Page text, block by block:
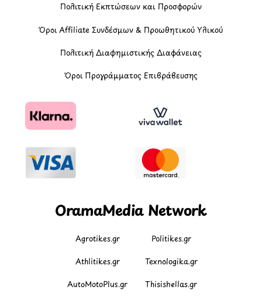
Πολιτική Εκπτώσεων και Προσφορών
Όροι Affiliate Συνδέσμων & Προωθητικού Υλικού
Πολιτική Διαφημιστικής Διαφάνειας
Όροι Προγράμματος Επιβράβευσης
OramaMedia Network
Agrotikes.gr Politikes.gr
Athlitikes.gr Texnologika.gr
AutoMotoPlus.gr Thisishellas.gr